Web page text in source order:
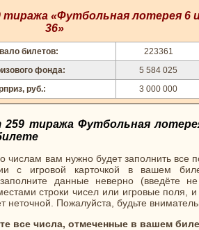
«Футбольная лотерея 6
36»
билетов:
223361
фонда:
5 584 025
руб.:
3 000 000
тиража Футбольная
числам вам нужно будет заполнить все
с игровой карточкой в вашем
данные неверно (введёте
строки чисел или игровые поля, и
неточной. Пожалуйста, будьте
все числа, отмеченные в вашем